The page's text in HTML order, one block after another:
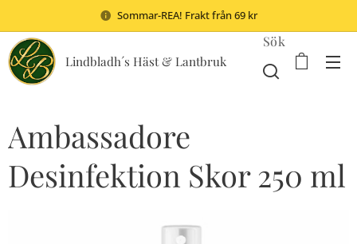
Sommar-REA! Frakt från 69 kr
Lindbladh´s Häst & Lantbruk
Sök
Ambassadore
Desinfektion Skor 250 ml